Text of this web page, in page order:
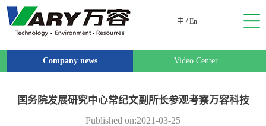
中 /En
Company news Video Center
国务院发展研究中心常纪文副所长参观考察万容科技
Published on:2021-03-25